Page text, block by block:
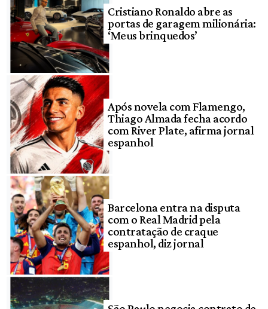
Cristiano Ronaldo abre as
portas de garagem milionária:
‘Meus brinquedos’
Após novela com Flamengo,
Thiago Almada fecha acordo
com River Plate, afirma jornal
espanhol
Barcelona entra na disputa
com o Real Madrid pela
contratação de craque
espanhol, diz jornal